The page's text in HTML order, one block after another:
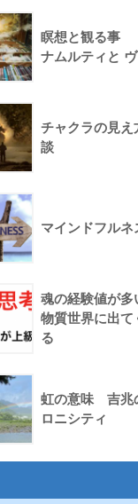
瞑想と観る事
ナムルティと
チャクラの見
談
マインドフルネ
魂の経験値が
物質世界に出
る
虹の意味 吉兆
ロニシティ